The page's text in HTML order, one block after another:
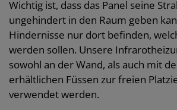
Wichtig ist, dass das Panel seine
ungehindert in den Raum geben
Hindernisse nur dort befinden,
werden sollen. Unsere
sowohl an der Wand, als auch mit
erhältlichen Füssen zur freien
verwendet werden.